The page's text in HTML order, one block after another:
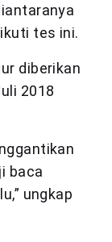
tes ini.
diberikan
2018
baca
ungkap